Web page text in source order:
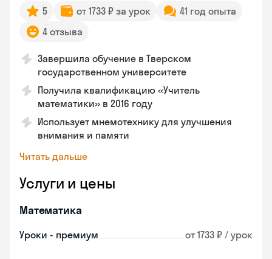
5 от 1733 ₽ за урок
41 год опыта
4 отзыва
Завершила обучение в Тверском
государственном университете
Получила квалификацию «Учитель
математики» в 2016 году
Использует мнемотехнику для улучшения
внимания и памяти
Читать дальше
Услуги и цены
Математика
Уроки - премиум от 1733 ₽ / урок